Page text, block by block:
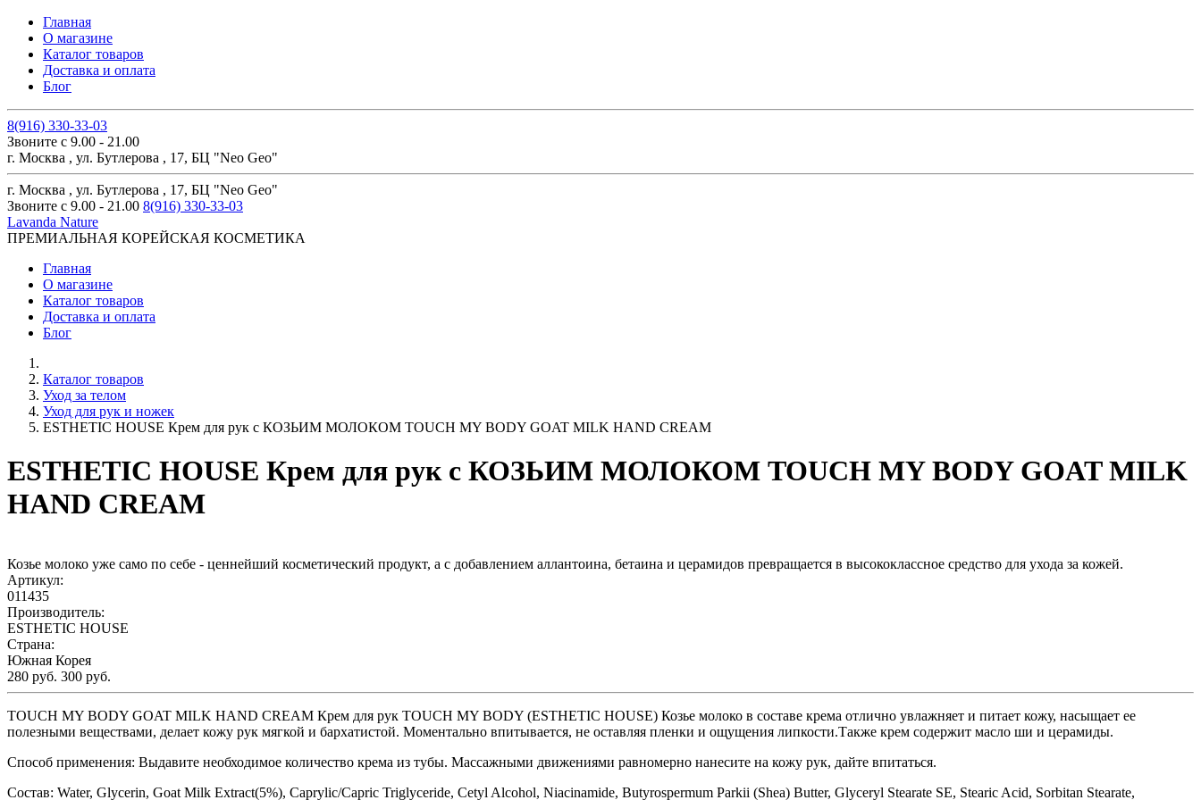
Главная
О магазине
Каталог товаров
Доставка и оплата
Блог
8(916) 330-33-03
Звоните с 9.00 - 21.00
г. Москва , ул. Бутлерова , 17, БЦ "Neo Geo"
г. Москва , ул. Бутлерова , 17, БЦ "Neo Geo"
Звоните с 9.00 - 21.00 8(916) 330-33-03
Lavanda Nature
ПРЕМИАЛЬНАЯ КОРЕЙСКАЯ КОСМЕТИКА
Главная
О магазине
Каталог товаров
Доставка и оплата
Блог
Каталог товаров
Уход за телом
Уход для рук и ножек
ESTHETIC HOUSE Крем для рук с КОЗЬИМ МОЛОКОМ TOUCH MY BODY GOAT MILK HAND CREAM
ESTHETIC HOUSE Крем для рук с КОЗЬИМ МОЛОКОМ TOUCH MY BODY GOAT MILK
HAND CREAM
Козье молоко уже само по себе - ценнейший косметический продукт, а с добавлением аллантоина, бетаина и церамидов превращается в высококлассное средство для ухода за кожей.
Артикул:
011435
Производитель:
ESTHETIC HOUSE
Страна:
Южная Корея
280 руб. 300 руб.
TOUCH MY BODY GOAT MILK HAND CREAM Крем для рук TOUCH MY BODY (ESTHETIC HOUSE) Козье молоко в составе крема отлично увлажняет и питает кожу, насыщает ее
полезными веществами, делает кожу рук мягкой и бархатистой. Моментально впитывается, не оставляя пленки и ощущения липкости.Также крем содержит масло ши и церамиды.
Способ применения: Выдавите необходимое количество крема из тубы. Массажными движениями равномерно нанесите на кожу рук, дайте впитаться.
Состав: Water, Glycerin, Goat Milk Extract(5%), Caprylic/Capric Triglyceride, Cetyl Alcohol, Niacinamide, Butyrospermum Parkii (Shea) Butter, Glyceryl Stearate SE, Stearic Acid, Sorbitan Stearate,